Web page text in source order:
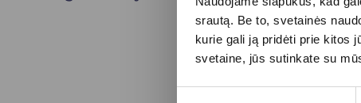
srautą. Be to, svetainės
kurie gali ją pridėti prie kitos
svetaine, jūs sutinkate su